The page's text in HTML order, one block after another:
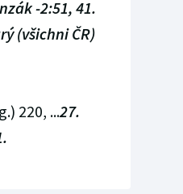
-2:51, 41.
(všichni ČR)
220, ...27.